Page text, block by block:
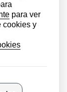
de 9 tazas
cantidades,
distribución